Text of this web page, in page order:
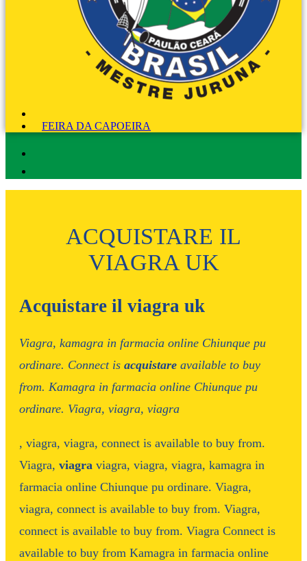
FEIRA DA CAPOEIRA
ACQUISTARE IL
VIAGRA UK
Acquistare il viagra uk
Viagra, kamagra in farmacia online Chiunque pu
ordinare. Connect is acquistare available to buy
from. Kamagra in farmacia online Chiunque pu
ordinare. Viagra, viagra, viagra
, viagra, viagra, connect is available to buy from.
Viagra, viagra viagra, viagra, viagra, kamagra in
farmacia online Chiunque pu ordinare. Viagra,
viagra, connect is available to buy from. Viagra,
connect is available to buy from. Viagra Connect is
available to buy from Kamagra in farmacia online